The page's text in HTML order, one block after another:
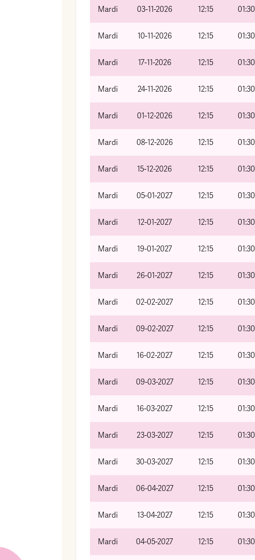
Mardi 03-11-2026 12:15 01:30
Mardi 10-11-2026 12:15 01:30
Mardi 17-11-2026 12:15 01:30
Mardi 24-11-2026 12:15 01:30
Mardi 01-12-2026 12:15 01:30
Mardi 08-12-2026 12:15 01:30
Mardi 15-12-2026 12:15 01:30
Mardi 05-01-2027 12:15 01:30
Mardi 12-01-2027 12:15 01:30
Mardi 19-01-2027 12:15 01:30
Mardi 26-01-2027 12:15 01:30
Mardi 02-02-2027 12:15 01:30
Mardi 09-02-2027 12:15 01:30
Mardi 16-02-2027 12:15 01:30
Mardi 09-03-2027 12:15 01:30
Mardi 16-03-2027 12:15 01:30
Mardi 23-03-2027 12:15 01:30
Mardi 30-03-2027 12:15 01:30
Mardi 06-04-2027 12:15 01:30
Mardi 13-04-2027 12:15 01:30
Mardi 04-05-2027 12:15 01:30